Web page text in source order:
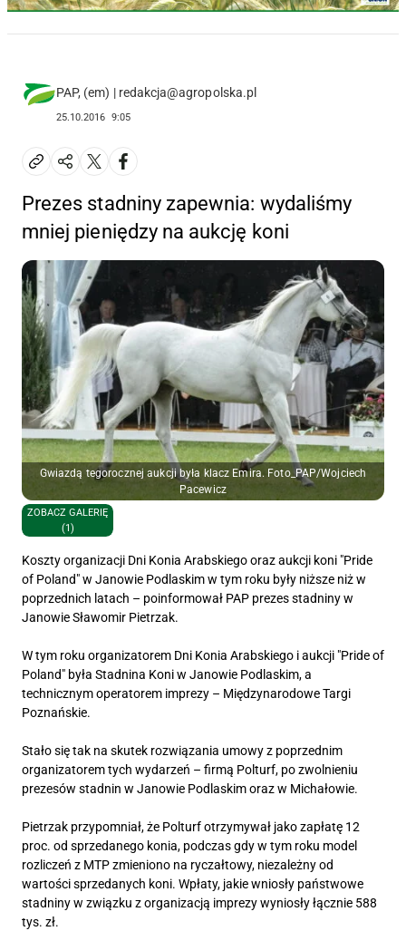
PAP, (em) | redakcja@agropolska.pl
25.10.2016 9:05
Prezes stadniny zapewnia: wydaliśmy
mniej pieniędzy na aukcję koni
Gwiazdą tegorocznej aukcji była klacz Emira. Foto_PAP/Wojciech
Pacewicz
ZOBACZ GALERIĘ
(1)
Koszty organizacji Dni Konia Arabskiego oraz aukcji koni "Pride
of Poland" w Janowie Podlaskim w tym roku były niższe niż w
poprzednich latach – poinformował PAP prezes stadniny w
Janowie Sławomir Pietrzak.
W tym roku organizatorem Dni Konia Arabskiego i aukcji "Pride of
Poland" była Stadnina Koni w Janowie Podlaskim, a
technicznym operatorem imprezy – Międzynarodowe Targi
Poznańskie.
Stało się tak na skutek rozwiązania umowy z poprzednim
organizatorem tych wydarzeń – firmą Polturf, po zwolnieniu
prezesów stadnin w Janowie Podlaskim oraz w Michałowie.
Pietrzak przypomniał, że Polturf otrzymywał jako zapłatę 12
proc. od sprzedanego konia, podczas gdy w tym roku model
rozliczeń z MTP zmieniono na ryczałtowy, niezależny od
wartości sprzedanych koni. Wpłaty, jakie wniosły państwowe
stadniny w związku z organizacją imprezy wyniosły łącznie 588
tys. zł.